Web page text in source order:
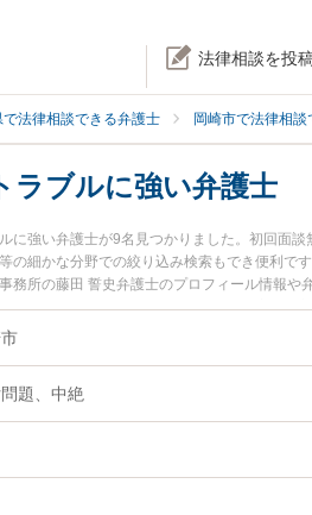
法律相談を投
で法律相談できる弁護士 岡崎市で法律相
ラブルに強い弁護士
に強い弁護士が9名見つかりました。初回面
の細かな分野での絞り込み検索もでき便利で
務所の藤田 誓史弁護士のプロフィール情報
い』『中絶トラブルのトラブル解決の実績
の相談者さんにおすすめです。
題、中絶